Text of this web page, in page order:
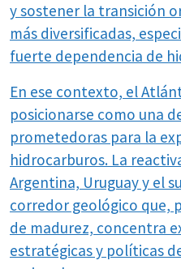
y sostener la transición
más diversificadas,
fuerte dependencia de
En ese contexto, el
posicionarse como una
prometedoras para la
hidrocarburos. La
Argentina, Uruguay y el
corredor geológico que,
de madurez, concentra
estratégicas y políticas